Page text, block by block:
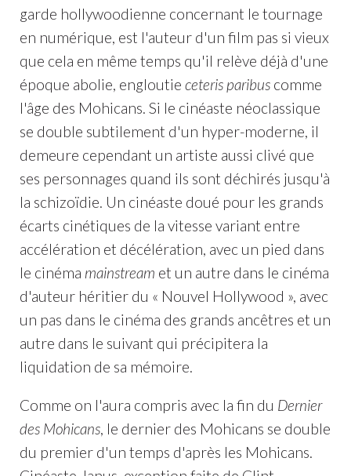
garde hollywoodienne concernant le tournage
en numérique, est l'auteur d'un film pas si vieux
que cela en même temps qu'il relève déjà d'une
époque abolie, engloutie ceteris paribuscomme
l'âge des Mohicans. Si le cinéaste néoclassique
se double subtilement d'un hyper-moderne, il
demeure cependant un artiste aussi clivé que
ses personnages quand ils sont déchirés jusqu'à
la schizoïdie. Un cinéaste doué pour les grands
écarts cinétiques de la vitesse variant entre
accélération et décélération, avec un pied dans
le cinéma mainstream et un autre dans le cinéma
d'auteur héritier du « Nouvel Hollywood », avec
un pas dans le cinéma des grands ancêtres et un
autre dans le suivant qui précipitera la
liquidation de sa mémoire.
Comme on l'aura compris avec la fin du Dernier
des Mohicans, le dernier des Mohicans se double
du premier d'un temps d'après les Mohicans.